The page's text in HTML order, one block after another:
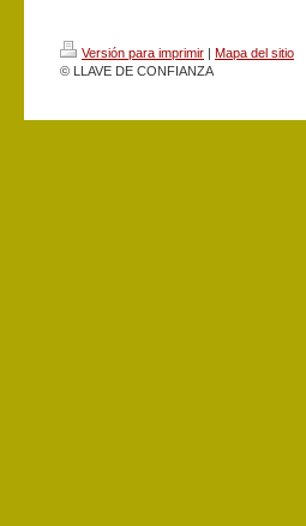
Versión para imprimir | Mapa del sitio
© LLAVE DE CONFIANZA